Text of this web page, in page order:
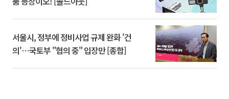
서울시, 정부에 정비사업 규제 완화 '건
의'⋯국토부 "협의 중" 입장만 [종합]